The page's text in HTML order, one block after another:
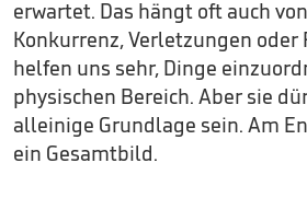
erwartet. Das hängt oft auch
Konkurrenz, Verletzungen oder
helfen uns sehr, Dinge
physischen Bereich. Aber sie
alleinige Grundlage sein. Am
ein Gesamtbild.